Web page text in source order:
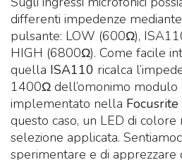
differenti impedenze
pulsante: LOW (600Ω),
HIGH (6800Ω). Come facile
quella ISA110 ricalca
1400Ω dell’omonimo modulo
implementato nella
questo caso, un LED di
selezione applicata.
sperimentare e di